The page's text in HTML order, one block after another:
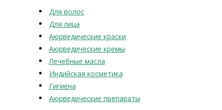
Для волос
Для лица
Аюрведические краски
Аюрведические кремы
Лечебные масла
Индийская косметика
Гигиена
Аюрведические препараты